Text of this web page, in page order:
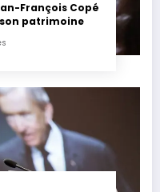
François Copé
patrimoine